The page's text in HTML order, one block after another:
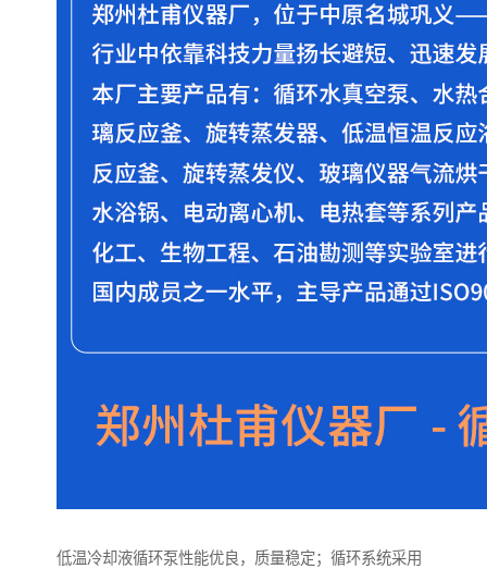
低温冷却液循环泵性能优良，质量稳定；循环系统采用